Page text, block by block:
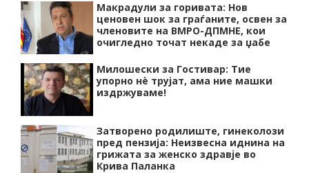
Макрадули за горивата: Нов
ценовен шок за граѓаните, освен за
членовите на ВМРО-ДПМНЕ, кои
очигледно точат некаде за џабе
Милошески за Гостивар: Тие
упорно нѐ трујат, ама ние машки
издржуваме!
Затворено родилиште, гинеколози
пред пензија: Неизвесна иднина на
грижата за женско здравје во
Крива Паланка